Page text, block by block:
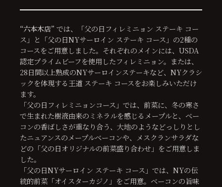
“六本木店” では、「父の日フィレミニョン ステーキ コー
ス」と「父の日NYサーロイン ステーキ コース」の2種の
コースをご用意しました。それぞれのメインには、USDA
認定プライムビーフを使用したフィレミニョン。または、
28日間以上熟成のNYサーロインステーキなど、NYクラシ
ックを体現する王道 ステーキ コースをお楽しみいただけ
ます。
「父の日フィレミニョンコース」では、前菜に、冬の寒さ
で生まれた樹液由来のミネラルを感じるメープルと、ベー
コンの香ばしさが重なり合う、大地のようなどっしりとし
たニュアンスのメープルベーコンや、メスクランサラダな
どの「父の日オリジナルの前菜盛り合わせ」をご用意しま
した。
「父の日NYサーロイン ステーキ コース」では、NYの伝
統的前菜「オイスターカジノ」をご用意。ベーコンの旨味